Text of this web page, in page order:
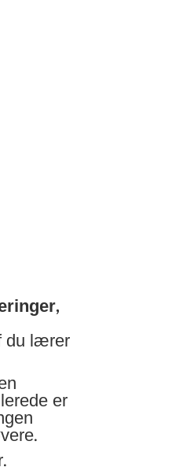
du lærer
er